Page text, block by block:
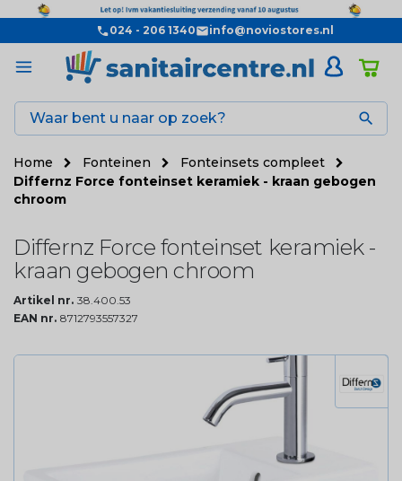
024 - 206 1340 info@noviostores.nl

Home Fonteinen
Fonteinsets compleet
Differnz Force fonteinset keramiek - kraan gebogen
chroom
Differnz Force fonteinset keramiek -
kraan gebogen chroom
Artikel nr. 38.400.53
EAN nr. 8712793557327